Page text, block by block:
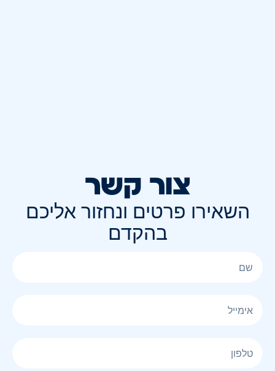
צור קשר
השאירו פרטים ונחזור אליכם
בהקדם